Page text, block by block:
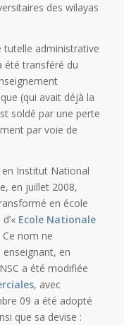
des wilayas
tutelle administrative
été transféré du
(qui avait déjà la
soldé par une perte
par voie de
en Institut National
en juillet 2008,
en école
Ecole Nationale
Ce nom ne
en
a été modifiée
, avec
09 a été adopté
que sa devise :